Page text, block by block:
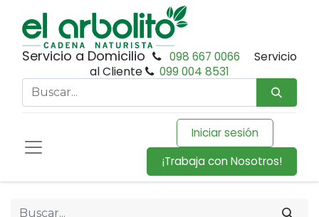
Servicio a Domicilio 098 667 0066
Servicio
al Cliente
099 004 8531
Iniciar sesión
¡Trabaja con Nosotros!